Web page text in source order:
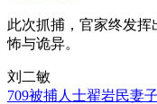
此次抓捕，官家终发
怖与诡异。
刘二敏
709被捕人士翟岩民妻